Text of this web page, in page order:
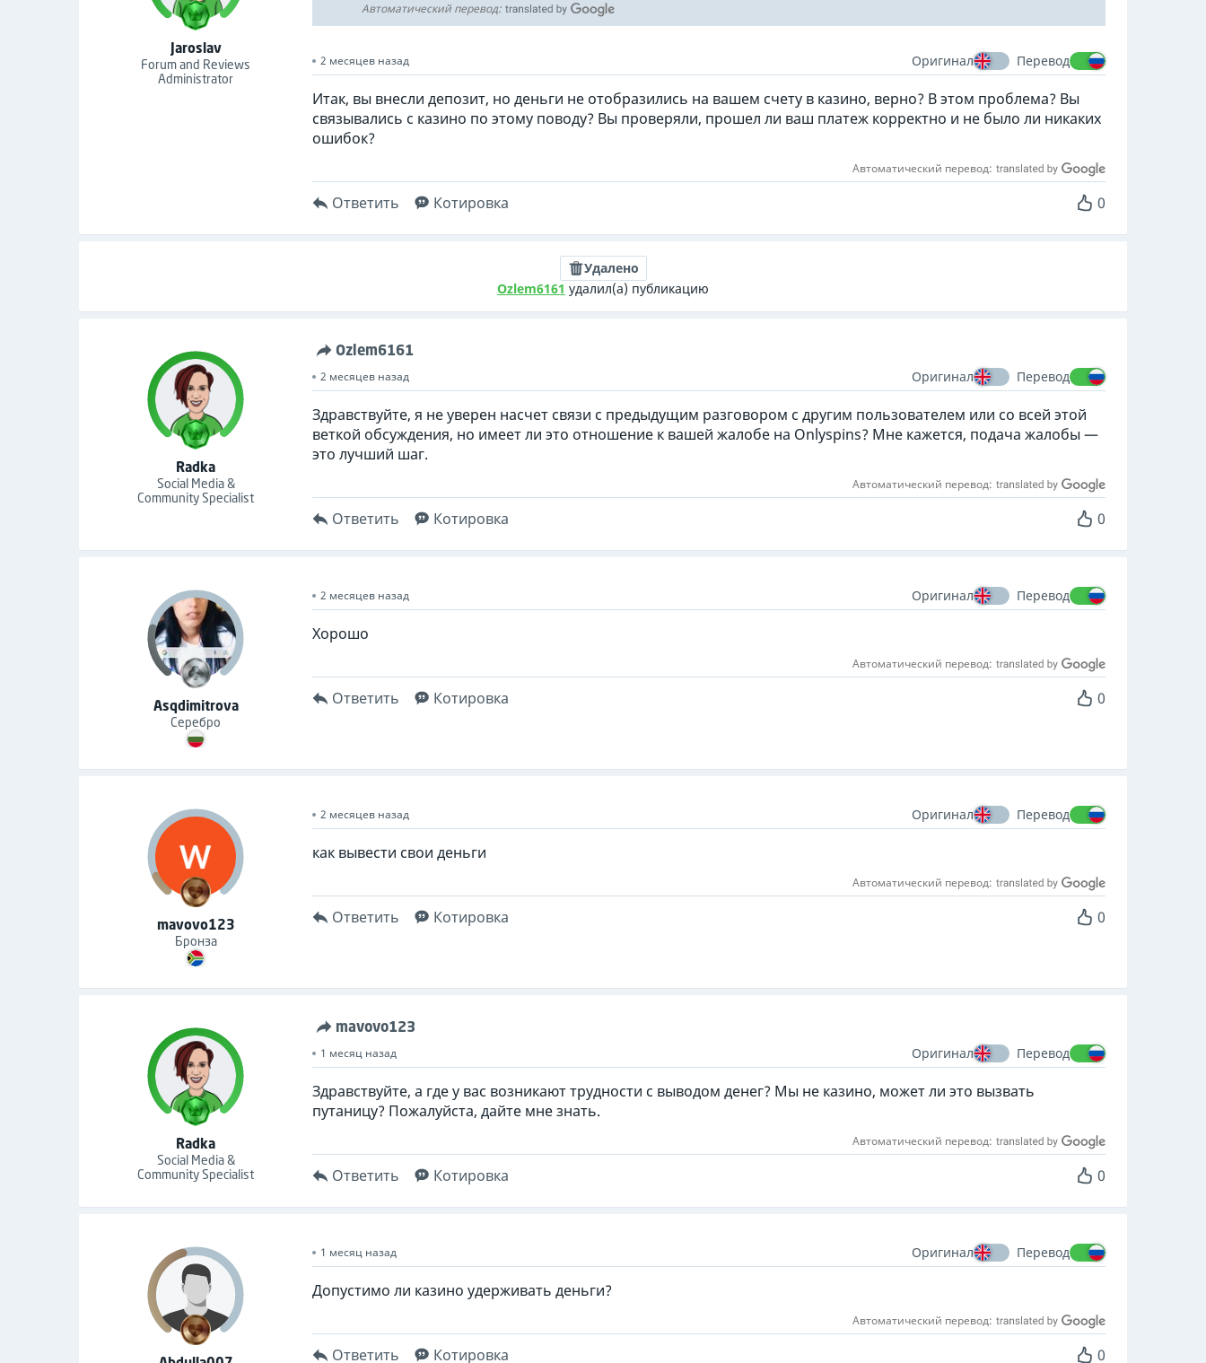
Jaroslav
Forum and Reviews
Administrator
Автоматический перевод:
2 месяцев назад Оригинал Перевод
Итак, вы внесли депозит, но деньги не отобразились на вашем счету в казино, верно? В этом проблема? Вы
связывались с казино по этому поводу? Вы проверяли, прошел ли ваш платеж корректно и не было ли никаких
ошибок?
Автоматический перевод:
Ответить Котировка 0
Удалено
Ozlem6161 удалил(а) публикацию
Radka
Social Media &
Community Specialist
Ozlem6161
2 месяцев назад Оригинал Перевод
Здравствуйте, я не уверен насчет связи с предыдущим разговором с другим пользователем или со всей этой
веткой обсуждения, но имеет ли это отношение к вашей жалобе на Onlyspins? Мне кажется, подача жалобы —
это лучший шаг.
Автоматический перевод:
Ответить Котировка 0
Asqdimitrova
Серебро
2 месяцев назад Оригинал Перевод
Хорошо
Автоматический перевод:
Ответить Котировка 0
mavovo123
Бронза
2 месяцев назад Оригинал Перевод
как вывести свои деньги
Автоматический перевод:
Ответить Котировка 0
Radka
Social Media &
Community Specialist
mavovo123
1 месяц назад Оригинал Перевод
Здравствуйте, а где у вас возникают трудности с выводом денег? Мы не казино, может ли это вызвать
путаницу? Пожалуйста, дайте мне знать.
Автоматический перевод:
Ответить Котировка 0
1 месяц назад Оригинал Перевод
Допустимо ли казино удерживать деньги?
Автоматический перевод:
Ответить Котировка 0